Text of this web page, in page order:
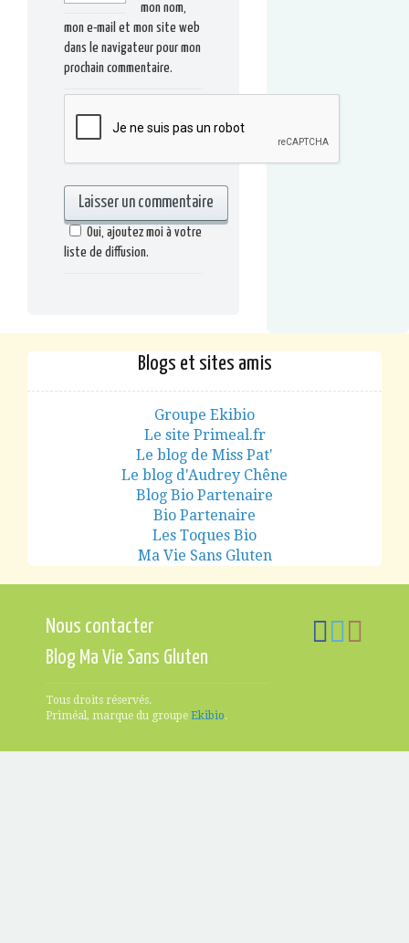
mon nom,
mon e-mail et mon site web
dans le navigateur pour mon
prochain commentaire.
Oui, ajoutez moi à votre
liste de diffusion.
Blogs et sites amis
Groupe Ekibio
Le site Primeal.fr
Le blog de Miss Pat'
Le blog d'Audrey Chêne
Blog Bio Partenaire
Bio Partenaire
Les Toques Bio
Ma Vie Sans Gluten
Nous contacter
Blog Ma Vie Sans Gluten
Tous droits réservés.
Priméal, marque du groupe Ekibio.